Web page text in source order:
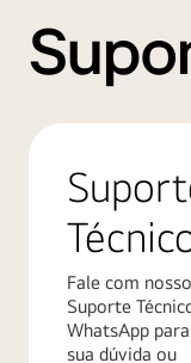
Fale com nosso
Suporte
WhatsApp
sua dúvida ou